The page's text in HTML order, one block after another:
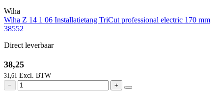
Wiha
Wiha Z 14 1 06 Installatietang TriCut professional electric 170 mm
38552
Direct leverbaar
38,25
31,61
− +